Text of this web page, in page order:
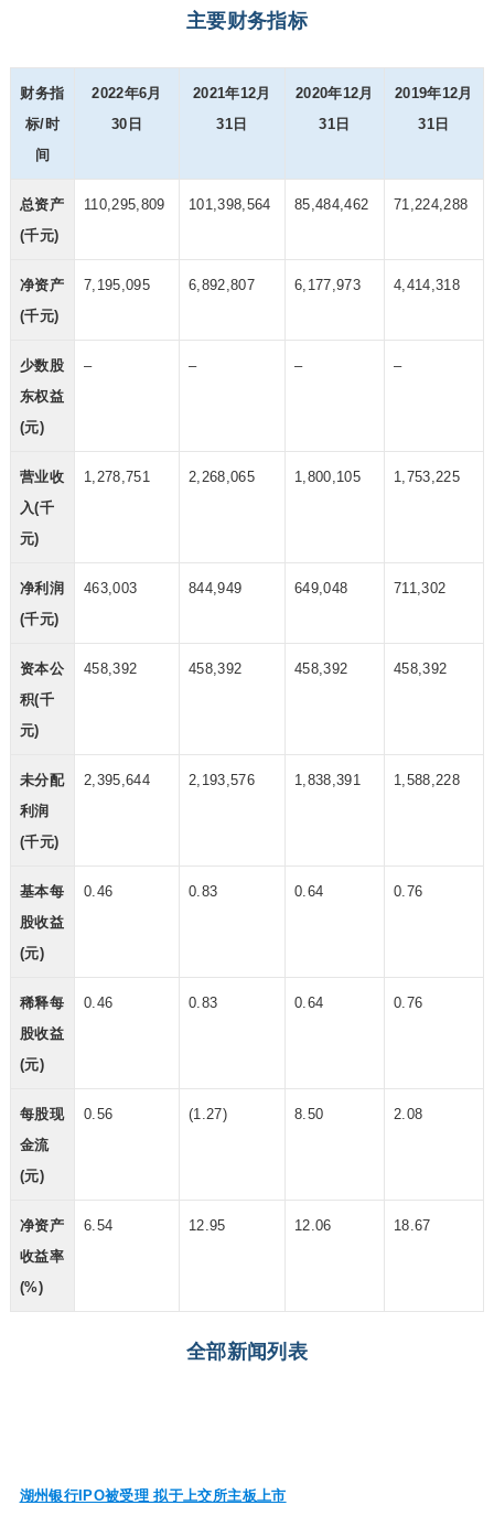
主要财务指标
财务指
标/时
间
2022年6月
30日
2021年12月
31日
2020年12月
31日
2019年12月
31日
总资产
(千元)
110,295,809 101,398,564 85,484,462 71,224,288
净资产
(千元)
7,195,095 6,892,807 6,177,973 4,414,318
少数股
东权益
(元)
– – – –
营业收
入(千
元)
1,278,751 2,268,065 1,800,105 1,753,225
净利润
(千元)
463,003 844,949 649,048 711,302
资本公
积(千
元)
458,392 458,392 458,392 458,392
未分配
利润
(千元)
2,395,644 2,193,576 1,838,391 1,588,228
基本每
股收益
(元)
0.46 0.83 0.64 0.76
稀释每
股收益
(元)
0.46 0.83 0.64 0.76
每股现
金流
(元)
0.56 (1.27) 8.50 2.08
净资产
收益率
(%)
6.54 12.95 12.06 18.67
全部新闻列表
湖州银行IPO被受理 拟于上交所主板上市